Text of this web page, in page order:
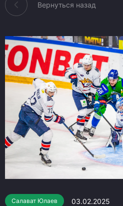
Вернуться назад
Салават Юлаев 03.02.2025